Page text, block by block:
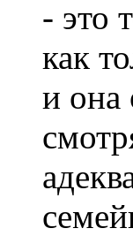
- это
как
и она